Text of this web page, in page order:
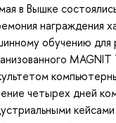
в Вышке
награждения
обучению для
MAGNIT
четырех дней